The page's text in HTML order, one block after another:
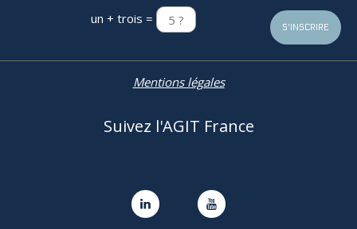
un + trois =
Mentions légales
Suivez l'AGIT France
 